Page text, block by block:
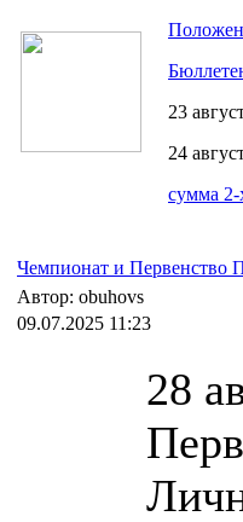
23
24
сумма 2-
Чемпионат и Первенство
Автор: obuhovs
09.07.2025 11:23
28